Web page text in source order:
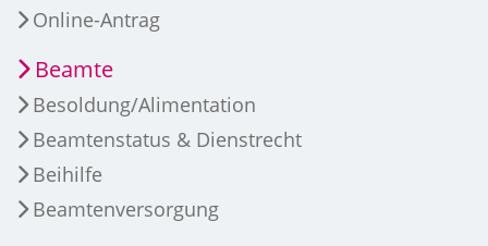
Online-Antrag
Beamte
Besoldung/Alimentation
Beamtenstatus & Dienstrecht
Beihilfe
Beamtenversorgung